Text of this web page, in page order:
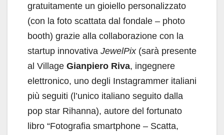
gratuitamente un gioiello personalizzato
(con la foto scattata dal fondale – photo
booth) grazie alla collaborazione con la
startup innovativa JewelPix(sarà presente
al Village Gianpiero Riva, ingegnere
elettronico, uno degli Instagrammer italiani
più seguiti (l’unico italiano seguito dalla
pop star Rihanna), autore del fortunato
libro “Fotografia smartphone – Scatta,